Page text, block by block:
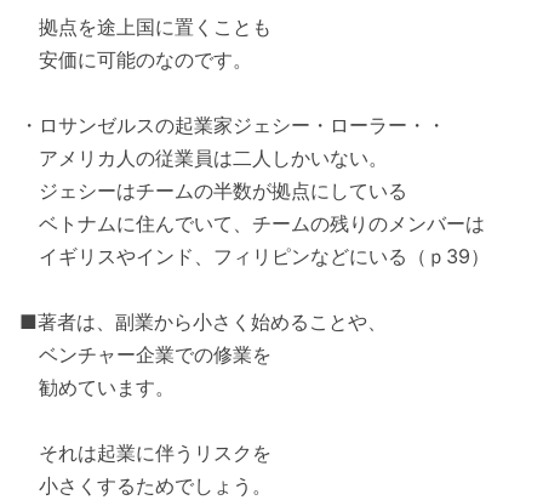
拠点を途上国に置くことも
安価に可能のなのです。
・ロサンゼルスの起業家ジェシー・ローラー・・
アメリカ人の従業員は二人しかいない。
ジェシーはチームの半数が拠点にしている
ベトナムに住んでいて、チームの残りのメンバーは
イギリスやインド、フィリピンなどにいる（ｐ39）
■著者は、副業から小さく始めることや、
ベンチャー企業での修業を
勧めています。
それは起業に伴うリスクを
小さくするためでしょう。